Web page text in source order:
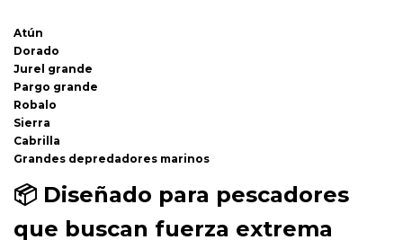
Atún
Dorado
Jurel grande
Pargo grande
Robalo
Sierra
Cabrilla
Grandes depredadores marinos
📦 Diseñado para pescadores
que buscan fuerza extrema